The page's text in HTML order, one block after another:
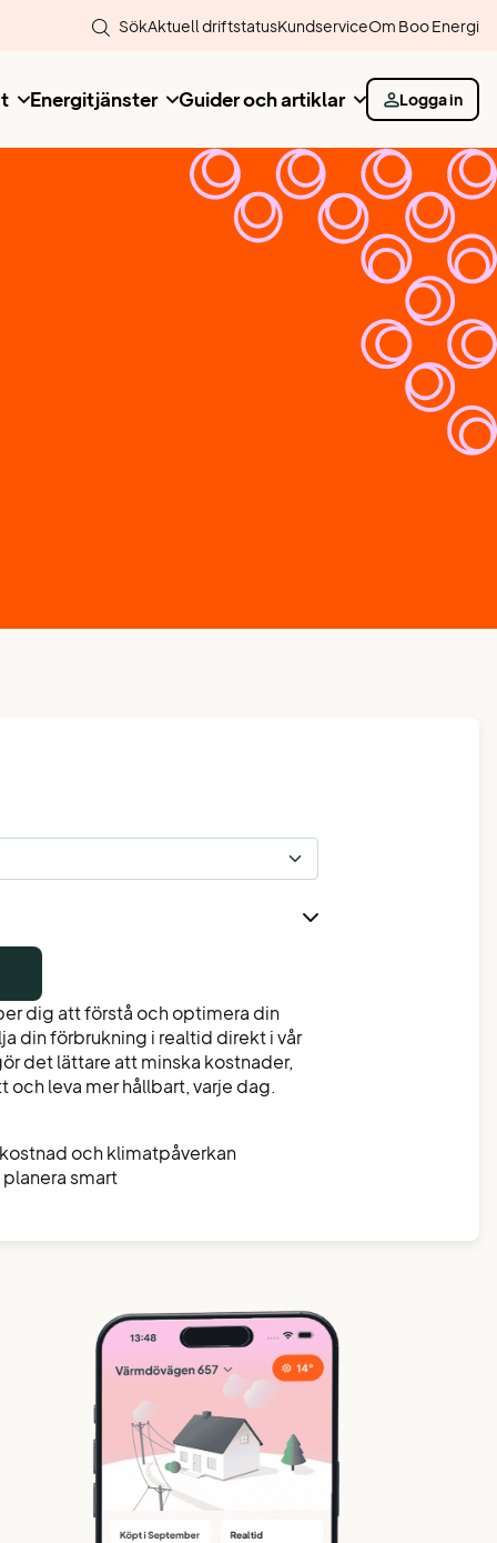
SökAktuell driftstatusKundserviceOm Boo Energi
Energitjänster Guider och artiklar Logga in
dig att förstå och optimera din
din förbrukning i realtid direkt i vår
det lättare att minska kostnader,
och leva mer hållbart, varje dag.
och klimatpåverkan
smart